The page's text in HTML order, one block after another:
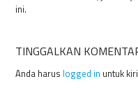
ini.
TINGGALKAN
Anda harus logged in untuk